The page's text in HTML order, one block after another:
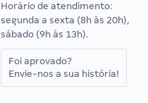
Horário de atendimento:
segunda a sexta (8h às 20h),
sábado (9h às 13h).
Foi aprovado?
Envie-nos a sua história!